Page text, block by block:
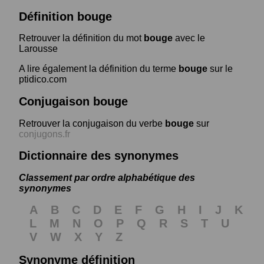
Définition bouge
Retrouver la définition du mot bouge avec le
Larousse
A lire également la définition du terme bouge sur le
ptidico.com
Conjugaison bouge
Retrouver la conjugaison du verbe bouge sur
conjugons.fr
Dictionnaire des synonymes
Classement par ordre alphabétique des
synonymes
A B C D E F G H I J
K
L
M N O P Q R S T
U
V
W X Y
Z
Synonyme définition